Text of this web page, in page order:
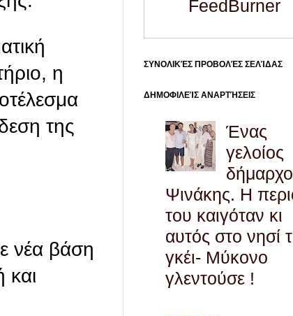
η
της
νέα βάση
και
FeedBurner
ΣΥΝΟΛΙΚΈΣ ΠΡΟΒΟΛΈΣ ΣΕΛΊΔΑΣ
ΔΗΜΟΦΙΛΕΊΣ ΑΝΑΡΤΉΣΕΙΣ
Ένας
γελοίος
Ψινάκης. Η
του καιγόταν κι
αυτός στο νησί
γκέι- Μύκονο
γλεντούσε !